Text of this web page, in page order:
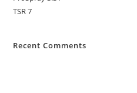
TSR 7
Recent Comments